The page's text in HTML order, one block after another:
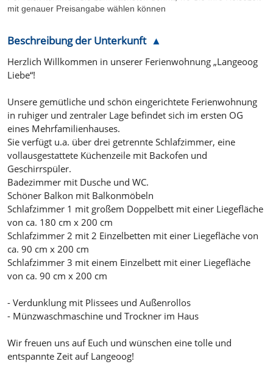
mit genauer Preisangabe wählen können
Beschreibung der Unterkunft
Herzlich Willkommen in unserer Ferienwohnung „Langeoog
Liebe“!
Unsere gemütliche und schön eingerichtete Ferienwohnung
in ruhiger und zentraler Lage befindet sich im ersten OG
eines Mehrfamilienhauses.
Sie verfügt u.a. über drei getrennte Schlafzimmer, eine
vollausgestattete Küchenzeile mit Backofen und
Geschirrspüler.
Badezimmer mit Dusche und WC.
Schöner Balkon mit Balkonmöbeln
Schlafzimmer 1 mit großem Doppelbett mit einer Liegefläche
von ca. 180 cm x 200 cm
Schlafzimmer 2 mit 2 Einzelbetten mit einer Liegefläche von
ca. 90 cm x 200 cm
Schlafzimmer 3 mit einem Einzelbett mit einer Liegefläche
von ca. 90 cm x 200 cm
- Verdunklung mit Plissees und Außenrollos
- Münzwaschmaschine und Trockner im Haus
Wir freuen uns auf Euch und wünschen eine tolle und
entspannte Zeit auf Langeoog!